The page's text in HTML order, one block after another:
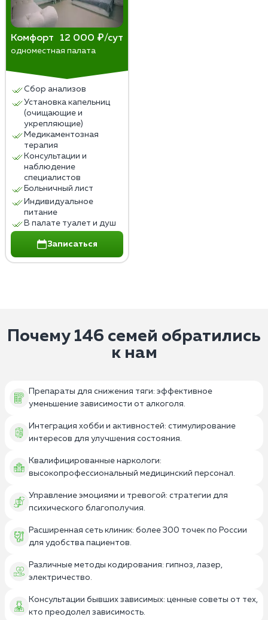
Комфорт 12 000 ₽/сут
одноместная палата
Сбор анализов
Установка капельниц
(очищающие и
укрепляющие)
Медикаментозная
терапия
Консультации и
наблюдение
специалистов
Больничный лист
Индивидуальное
питание
В палате туалет и душ
Записаться
Почему 146 семей обратились
к нам
Препараты для снижения тяги: эффективное
уменьшение зависимости от алкоголя.
Интеграция хобби и активностей: стимулирование
интересов для улучшения состояния.
Квалифицированные наркологи:
высокопрофессиональный медицинский персонал.
Управление эмоциями и тревогой: стратегии для
психического благополучия.
Расширенная сеть клиник: более 300 точек по России
для удобства пациентов.
Различные методы кодирования: гипноз, лазер,
электричество.
Консультации бывших зависимых: ценные советы от тех,
кто преодолел зависимость.